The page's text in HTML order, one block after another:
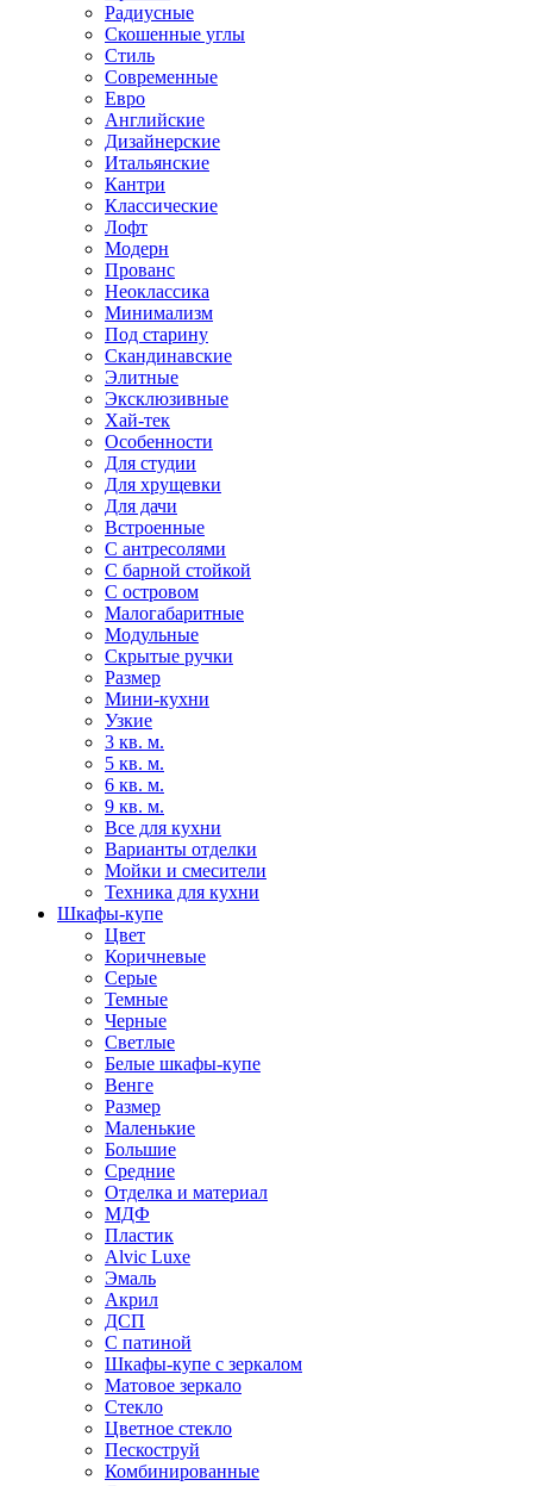
Радиусные
Скошенные углы
Стиль
Современные
Евро
Английские
Дизайнерские
Итальянские
Кантри
Классические
Лофт
Модерн
Прованс
Неоклассика
Минимализм
Под старину
Скандинавские
Элитные
Эксклюзивные
Хай-тек
Особенности
Для студии
Для хрущевки
Для дачи
Встроенные
С антресолями
С барной стойкой
С островом
Малогабаритные
Модульные
Скрытые ручки
Размер
Мини-кухни
Узкие
3 кв. м.
5 кв. м.
6 кв. м.
9 кв. м.
Все для кухни
Варианты отделки
Мойки и смесители
Техника для кухни
Шкафы-купе
Цвет
Коричневые
Серые
Темные
Черные
Светлые
Белые шкафы-купе
Венге
Размер
Маленькие
Большие
Средние
Отделка и материал
МДФ
Пластик
Alvic Luxe
Эмаль
Акрил
ДСП
С патиной
Шкафы-купе с зеркалом
Матовое зеркало
Стекло
Цветное стекло
Пескоструй
Комбинированные